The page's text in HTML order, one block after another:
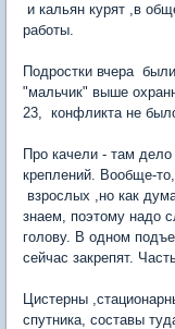
и кальян курят ,в
работы.
Подростки вчера
"мальчик" выше
23, конфликта не
Про качели - там
креплений. Вообще-
взрослых ,но как
знаем, поэтому надо
голову. В одном
сейчас закрепят.
Цистерны
спутника, составы